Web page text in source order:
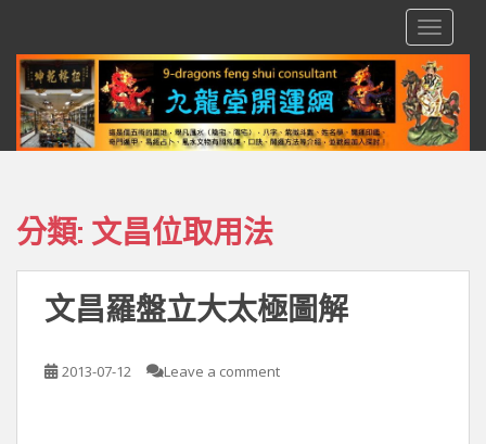
分類: 文昌位取用法
文昌羅盤立大太極圖解
2013-07-12 Leave a comment